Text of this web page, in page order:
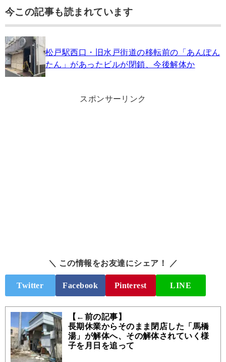
今この記事も読まれています
松戸駅西口・旧水戸街道の移転前の「あんぽん
たん」があったビルが閉鎖、今後解体か
スポンサーリンク
＼ この情報をお友達にシェア！ ／
Twitter Facebook Pinterest LINE
【←前の記事】
長期休業からそのまま閉店した「馬橋
湯」が解体へ、その解体されていく様
子を月日を追って